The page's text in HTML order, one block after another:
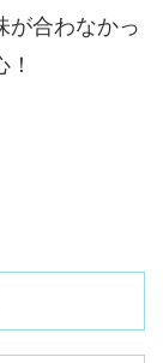
が合わなかっ